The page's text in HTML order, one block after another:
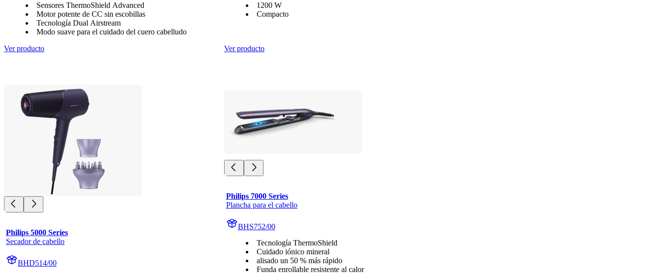
Sensores ThermoShield Advanced
Motor potente de CC sin escobillas
Tecnología Dual Airstream
Modo suave para el cuidado del cuero cabelludo
Ver producto
1200 W
Compacto
Ver producto
Philips 5000 Series
Secador de cabello
BHD514/00
Philips 7000 Series
Plancha para el cabello
BHS752/00
Tecnología ThermoShield
Cuidado iónico mineral
alisado un 50 % más rápido
Funda enrollable resistente al calor